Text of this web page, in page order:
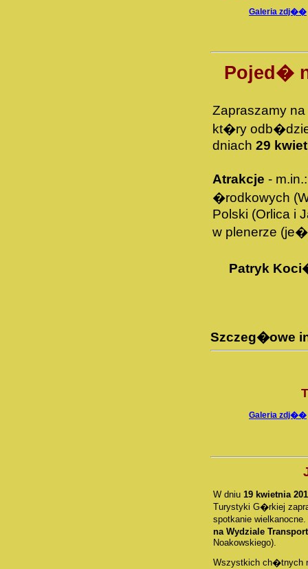
Galeria zdj��
Pojed�
Zapraszamy
kt�ry
dniach 29
Atrakcje -
�rodkowych
Polski (Orlica i
w plenerze
Patryk
Szczeg�owe
Galeria zdj��
W dniu 19 kwietnia
Turystyki G�rkiej
spotkanie
na Wydziale
Noakowskiego).
Wszystkich ch�tnych